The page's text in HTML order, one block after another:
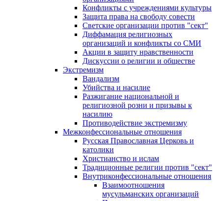
Конфликты с учреждениями культуры
Защита права на свободу совести
Светские организации против "сект"
Диффамация религиозных
организаций и конфликты со СМИ
Акции в защиту нравственности
Дискуссии о религии и обществе
Экстремизм
Вандализм
Убийства и насилие
Разжигание национальной и
религиозной розни и призывы к
насилию
Противодействие экстремизму
Межконфессиональные отношения
Русская Православная Церковь и
католики
Христианство и ислам
Традиционные религии против "сект"
Внутриконфессиональные отношения
Взаимоотношения
мусульманских организаций